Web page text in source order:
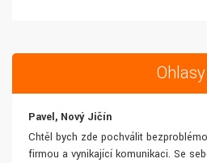
Ohlasy
Pavel, Nový Jičín
Chtěl bych zde pochválit
firmou a vynikající komunikaci. Se